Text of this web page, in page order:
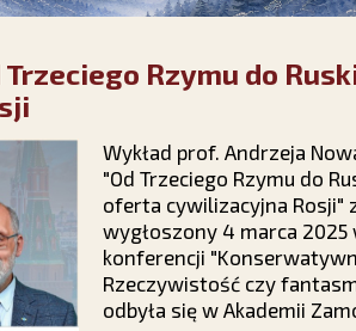
Rzymu do
Wykład prof. Andrzeja
"Od Trzeciego Rzymu do
oferta cywilizacyjna Rosji"
wygłoszony 4 marca 2025
konferencji
Rzeczywistość czy
odbyła się w Akademii